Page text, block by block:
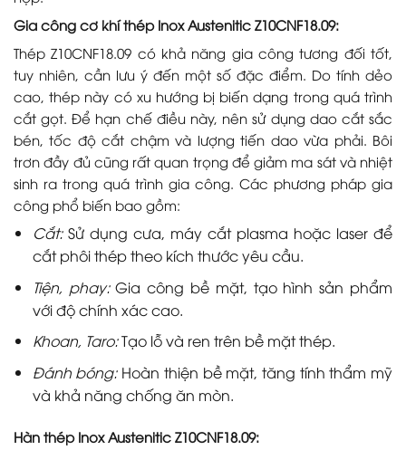
Gia công cơ khí thép Inox Austenitic Z10CNF18.09:
Thép Z10CNF18.09 có khả năng gia công tương đối tốt,
tuy nhiên, cần lưu ý đến một số đặc điểm. Do tính dẻo
cao, thép này có xu hướng bị biến dạng trong quá trình
cắt gọt. Để hạn chế điều này, nên sử dụng dao cắt sắc
bén, tốc độ cắt chậm và lượng tiến dao vừa phải. Bôi
trơn đầy đủ cũng rất quan trọng để giảm ma sát và nhiệt
sinh ra trong quá trình gia công. Các phương pháp gia
công phổ biến bao gồm:
Cắt:Sử dụng cưa, máy cắt plasma hoặc laser để
cắt phôi thép theo kích thước yêu cầu.
Tiện, phay:Gia công bề mặt, tạo hình sản phẩm
với độ chính xác cao.
Khoan, Taro:Tạo lỗ và ren trên bề mặt thép.
Đánh bóng:Hoàn thiện bề mặt, tăng tính thẩm mỹ
và khả năng chống ăn mòn.
Hàn thép Inox Austenitic Z10CNF18.09: